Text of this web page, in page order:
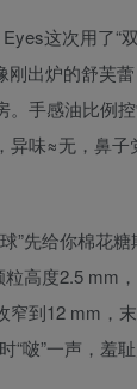
这次用了
刚出炉的舒芙
。手感油比例
味≈无，鼻子
”先给你棉花
高度2.5 mm
窄到12 mm，
“啵”一声，羞耻